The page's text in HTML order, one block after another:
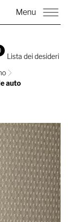
Menu
Lista dei desideri
auto